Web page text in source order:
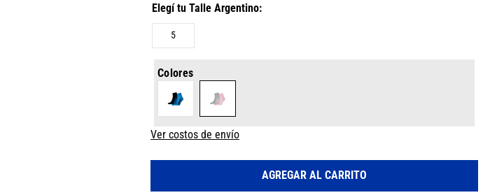
5
Colores
Ver costos de envío
AGREGAR AL CARRITO